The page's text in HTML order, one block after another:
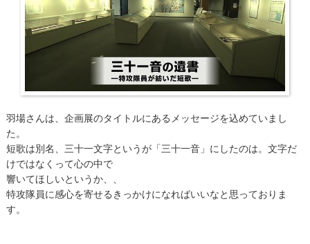
羽場さんは、企画展のタイトルにあるメッセージを込めていまし
た。
短歌は別名、三十一文字というが「三十一音」にしたのは。文字だ
けではなくって心の中で
響いてほしいというか、、
特攻隊員に感心を寄せるきっかけになればいいなと思っておりま
す。